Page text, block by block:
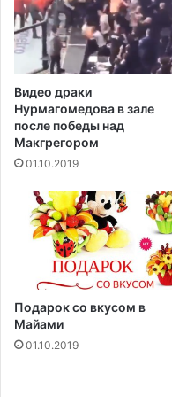
т
в
с
и
ю
з
а
с
т
я
т
Видео драки
Нурмагомедова в зале
после победы над
Макгрегором‍
01.10.2019
Подарок со вкусом в
Майами
01.10.2019